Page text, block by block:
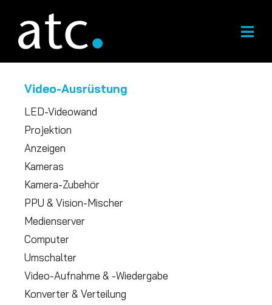
Inhalt
springen
Video-Ausrüstung
LED-Videowand
Projektion
Anzeigen
Kameras
Kamera-Zubehör
PPU & Vision-Mischer
Medienserver
Computer
Umschalter
Video-Aufnahme & -Wiedergabe
Konverter & Verteilung